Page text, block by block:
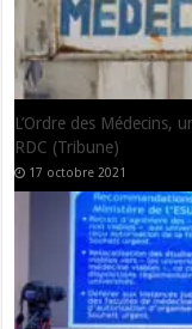
Le démembrement
Gontcho)
25 novembre 2020